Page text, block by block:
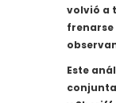
volvió a
frenarse
Este